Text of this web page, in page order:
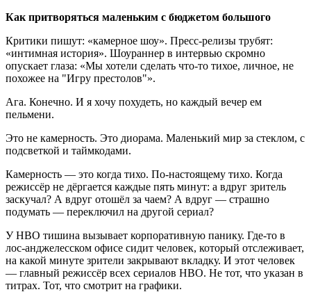
Как притворяться маленьким с бюджетом большого
Критики пишут: «камерное шоу». Пресс-релизы трубят:
«интимная история». Шоураннер в интервью скромно
опускает глаза: «Мы хотели сделать что-то тихое, личное, не
похожее на "Игру престолов"».
Ага. Конечно. И я хочу похудеть, но каждый вечер ем
пельмени.
Это не камерность. Это диорама. Маленький мир за стеклом, с
подсветкой и таймкодами.
Камерность — это когда тихо. По-настоящему тихо. Когда
режиссёр не дёргается каждые пять минут: а вдруг зритель
заскучал? А вдруг отошёл за чаем? А вдруг — страшно
подумать — переключил на другой сериал?
У HBO тишина вызывает корпоративную панику. Где-то в
лос-анджелесском офисе сидит человек, который отслеживает,
на какой минуте зрители закрывают вкладку. И этот человек
— главный режиссёр всех сериалов HBO. Не тот, что указан в
титрах. Тот, что смотрит на графики.